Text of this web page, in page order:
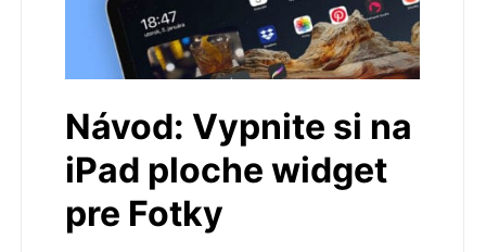
Návod: Vypnite si na
iPad ploche widget
pre Fotky